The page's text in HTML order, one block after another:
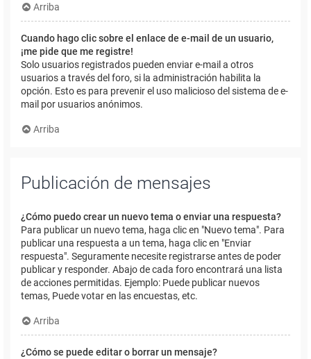
Arriba
Cuando hago clic sobre el enlace de e-mail de un usuario,
¡me pide que me registre!
Solo usuarios registrados pueden enviar e-mail a otros
usuarios a través del foro, si la administración habilita la
opción. Esto es para prevenir el uso malicioso del sistema de e-
mail por usuarios anónimos.
Arriba
Publicación de mensajes
¿Cómo puedo crear un nuevo tema o enviar una respuesta?
Para publicar un nuevo tema, haga clic en "Nuevo tema". Para
publicar una respuesta a un tema, haga clic en "Enviar
respuesta". Seguramente necesite registrarse antes de poder
publicar y responder. Abajo de cada foro encontrará una lista
de acciones permitidas. Ejemplo: Puede publicar nuevos
temas, Puede votar en las encuestas, etc.
Arriba
¿Cómo se puede editar o borrar un mensaje?